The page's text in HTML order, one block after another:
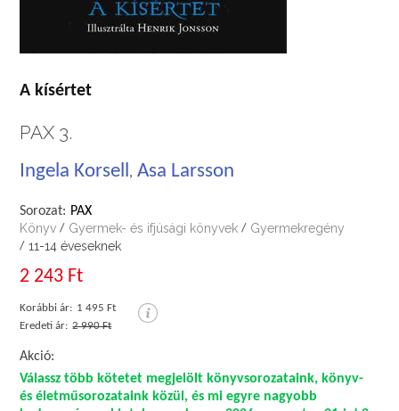
A kísértet
PAX 3.
Ingela Korsell, Asa Larsson
Sorozat: PAX
Könyv / Gyermek- és ifjúsági könyvek / Gyermekregény
/ 11-14 éveseknek
2 243 Ft
Korábbi ár: 1 495 Ft
Eredeti ár: 2 990 Ft
Akció:
Válassz több kötetet megjelölt könyvsorozataink, könyv-
és életműsorozataink közül, és mi egyre nagyobb